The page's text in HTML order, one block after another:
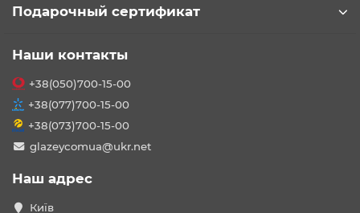
Подарочный сертификат
Наши контакты
+38(050)700-15-00
+38(077)700-15-00
+38(073)700-15-00
glazeycomua@ukr.net
Наш адрес
Київ